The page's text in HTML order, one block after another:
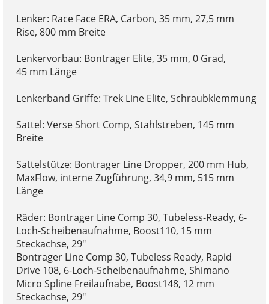
Lenker: Race Face ERA, Carbon, 35 mm, 27,5 mm
Rise, 800 mm Breite
Lenkervorbau: Bontrager Elite, 35 mm, 0 Grad,
45 mm Länge
Lenkerband Griffe: Trek Line Elite, Schraubklemmung
Sattel: Verse Short Comp, Stahlstreben, 145 mm
Breite
Sattelstütze: Bontrager Line Dropper, 200 mm Hub,
MaxFlow, interne Zugführung, 34,9 mm, 515 mm
Länge
Räder: Bontrager Line Comp 30, Tubeless-Ready, 6-
Loch-Scheibenaufnahme, Boost110, 15 mm
Steckachse, 29"
Bontrager Line Comp 30, Tubeless Ready, Rapid
Drive 108, 6-Loch-Scheibenaufnahme, Shimano
Micro Spline Freilaufnabe, Boost148, 12 mm
Steckachse, 29"